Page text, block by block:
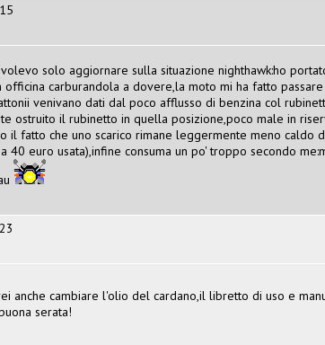
solo aggiornare sulla situazione nighthawk:ho
carburandola a dovere,la moto mi ha fatto passare
venivano dati dal poco afflusso di benzina col
ostruito il rubinetto in quella posizione,poco male in
il fatto che uno scarico rimane leggermente meno caldo
40 euro usata),infine consuma un po' troppo secondo
anche cambiare l'olio del cardano,il libretto di uso e
serata!